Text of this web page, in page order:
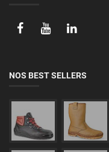
NOS BEST SELLERS